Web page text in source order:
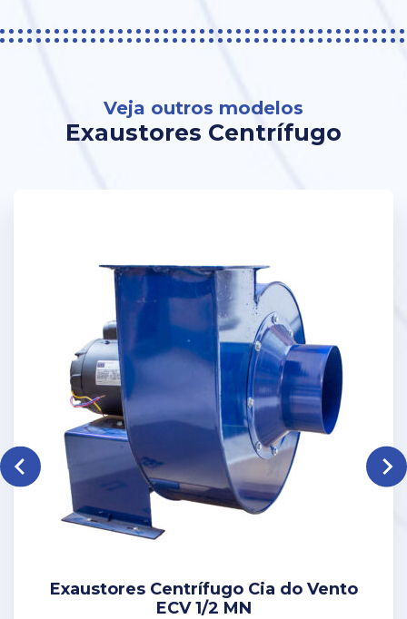
Veja outros modelos
Exaustores Centrífugo
Exaustores Centrí­fugo Cia do Vento
ECV 1/2 MN